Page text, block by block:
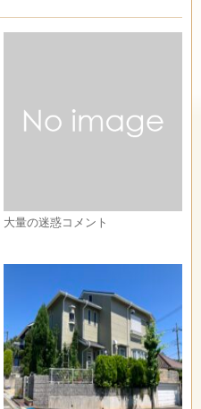
大量の迷惑コメント